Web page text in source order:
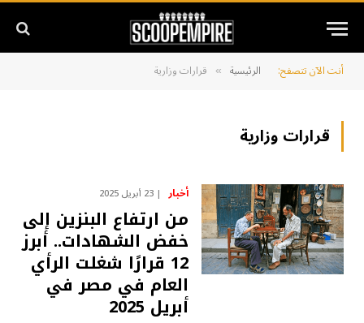
أنت الآن تتصفح: الرئيسية » قرارات وزارية
قرارات وزارية
أخبار 23 أبريل 2025
من ارتفاع البنزين إلى
خفض الشهادات.. أبرز
12 قرارًا شغلت الرأي
العام في مصر في
أبريل 2025